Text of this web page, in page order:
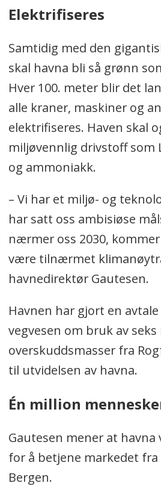
Elektrifiseres
Samtidig med den
skal havna bli så grønn
Hver 100. meter blir det
alle kraner, maskiner og
elektrifiseres. Haven skal
miljøvennlig drivstoff som
og ammoniakk.
– Vi har et miljø- og
har satt oss ambisiøse
nærmer oss 2030,
være tilnærmet
havnedirektør Gautesen.
Havnen har gjort en
vegvesen om bruk av
overskuddsmasser fra
til utvidelsen av havna.
Én million
Gautesen mener at havna
for å betjene markedet fra
Bergen.